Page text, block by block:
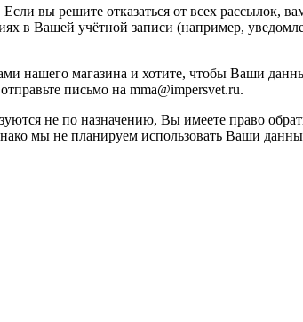
вы решите отказаться от всех рассылок,
в Вашей учётной записи (например,
нашего магазина и хотите, чтобы Ваши
письмо на mma@impersvet.ru.
не по назначению, Вы имеете право
мы не планируем использовать Ваши